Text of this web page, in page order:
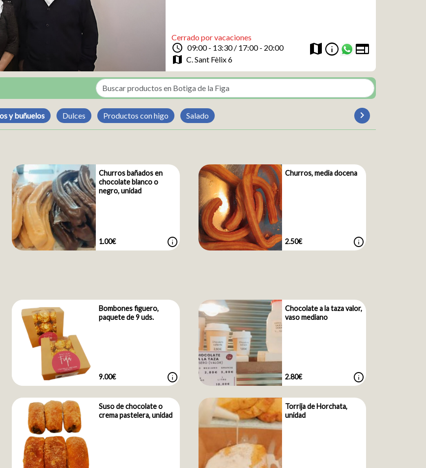
Cerrado por vacaciones
schedule 09:00 - 13:30 / 17:00 - 20:00
map C. Sant Fèlix 6
map info web
y buñuelos Dulces Productos con higo Salado chevron_rightt
Churros bañados en
chocolate blanco o
negro, unidad
1.00€ info
Churros, media docena
2.50€ info
Bombones figuero,
paquete de 9 uds.
9.00€ info
Chocolate a la taza valor,
vaso mediano
2.80€ info
Suso de chocolate o
crema pastelera, unidad
Torrija de Horchata,
unidad